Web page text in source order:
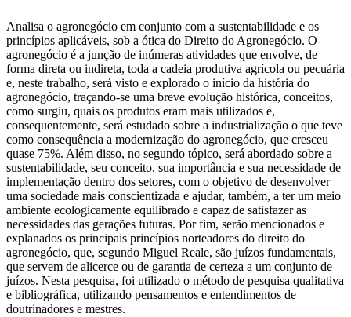
Analisa o agronegócio em conjunto com a sustentabilidade e os
princípios aplicáveis, sob a ótica do Direito do Agronegócio. O
agronegócio é a junção de inúmeras atividades que envolve, de
forma direta ou indireta, toda a cadeia produtiva agrícola ou pecuária
e, neste trabalho, será visto e explorado o início da história do
agronegócio, traçando-se uma breve evolução histórica, conceitos,
como surgiu, quais os produtos eram mais utilizados e,
consequentemente, será estudado sobre a industrialização o que teve
como consequência a modernização do agronegócio, que cresceu
quase 75%. Além disso, no segundo tópico, será abordado sobre a
sustentabilidade, seu conceito, sua importância e sua necessidade de
implementação dentro dos setores, com o objetivo de desenvolver
uma sociedade mais conscientizada e ajudar, também, a ter um meio
ambiente ecologicamente equilibrado e capaz de satisfazer as
necessidades das gerações futuras. Por fim, serão mencionados e
explanados os principais princípios norteadores do direito do
agronegócio, que, segundo Miguel Reale, são juízos fundamentais,
que servem de alicerce ou de garantia de certeza a um conjunto de
juízos. Nesta pesquisa, foi utilizado o método de pesquisa qualitativa
e bibliográfica, utilizando pensamentos e entendimentos de
doutrinadores e mestres.